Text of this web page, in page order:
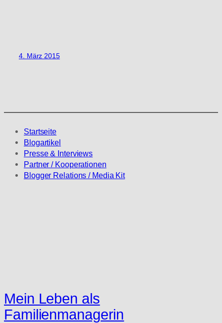
4. März 2015
Startseite
Blogartikel
Presse & Interviews
Partner / Kooperationen
Blogger Relations / Media Kit
Mein Leben als
Familienmanagerin